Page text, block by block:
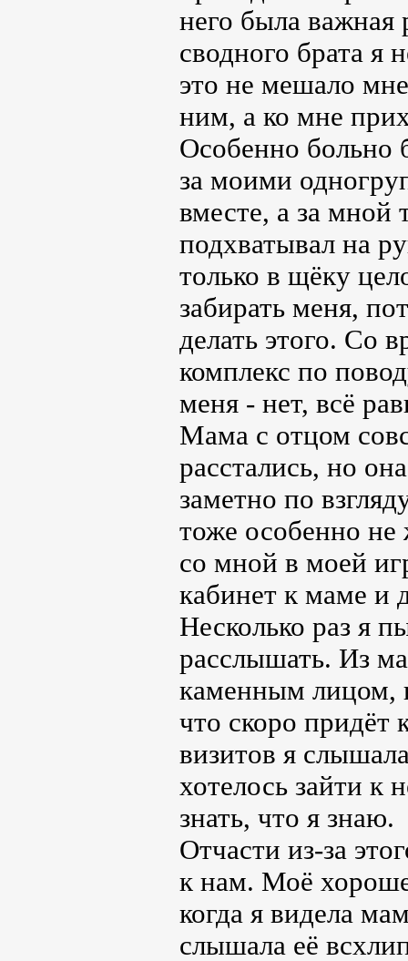
него была важная
сводного брата я
это не мешало
ним, а ко мне
Особенно больно
за моими
вместе, а за мной
подхватывал на
только в щёку
забирать меня,
делать этого. Со
комплекс по
меня - нет, всё
Мама с отцом
расстались, но
заметно по
тоже особенно не
со мной в моей
кабинет к маме и
Несколько раз я
расслышать. Из
каменным лицом,
что скоро придёт
визитов я
хотелось зайти к
знать, что я знаю.
Отчасти из-за
к нам. Моё
когда я видела
слышала её